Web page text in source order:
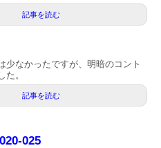
記事を読む
少なかったですが、明暗のコント
た。
記事を読む
025